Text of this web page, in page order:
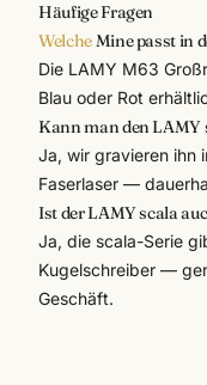
Häufige Fragen
WelcheMine passt in
Die LAMY M63
Blau oder Rot
Kann man den LAMY
Ja, wir gravieren ihn
Faserlaser —
Ist der LAMY scala
Ja, die scala-Serie
Kugelschreiber —
Geschäft.